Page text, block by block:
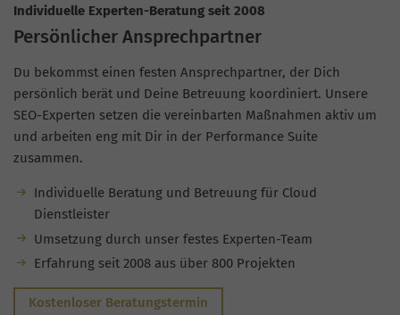
Individuelle Experten-Beratung seit 2008
Persönlicher Ansprechpartner
Du bekommst einen festen Ansprechpartner, der Dich
persönlich berät und Deine Betreuung koordiniert. Unsere
SEO-Experten setzen die vereinbarten Maßnahmen aktiv um
und arbeiten eng mit Dir in der Performance Suite
zusammen.
Individuelle Beratung und Betreuung für Cloud
Dienstleister
Umsetzung durch unser festes Experten-Team
Erfahrung seit 2008 aus über 800 Projekten
Kostenloser Beratungstermin